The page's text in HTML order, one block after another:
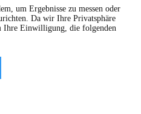
um Ergebnisse zu messen oder
Da wir Ihre Privatsphäre
Ihre Einwilligung, die folgenden